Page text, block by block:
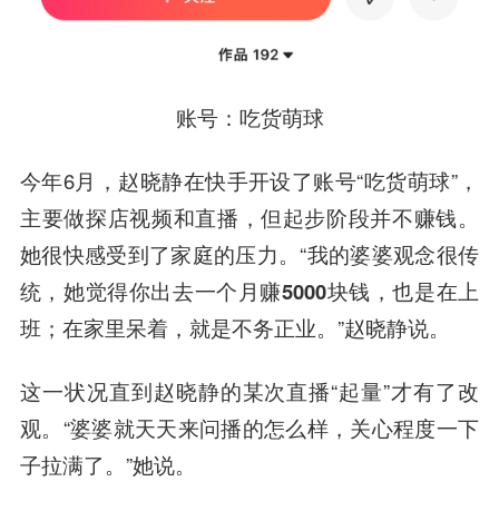
账号：吃货萌球
今年6月，赵晓静在快手开设了账号“吃货萌球”，
主要做探店视频和直播，但起步阶段并不赚钱。
她很快感受到了家庭的压力。“我的婆婆观念很传
统，她觉得你出去一个月赚5000块钱，也是在上
班；在家里呆着，就是不务正业。 ”赵晓静说。
这一状况直到赵晓静的某次直播“起量”才有了改
观。“婆婆就天天来问播的怎么样，关心程度一下
子拉满了。”她说。